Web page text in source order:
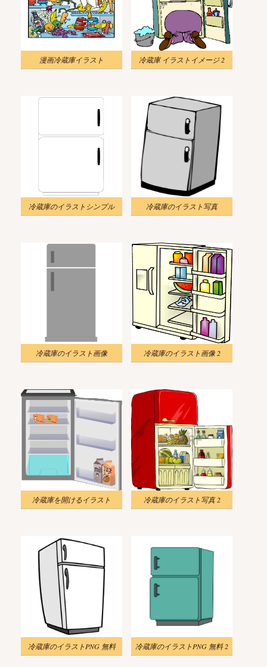
漫画冷蔵庫イラスト 冷蔵庫 イラストイメージ 2
冷蔵庫のイラストシンプル 冷蔵庫のイラスト写真
冷蔵庫のイラスト画像 冷蔵庫のイラスト画像 2
冷蔵庫を開けるイラスト 冷蔵庫のイラスト写真 2
冷蔵庫のイラストPNG 無料 冷蔵庫のイラストPNG 無料 2